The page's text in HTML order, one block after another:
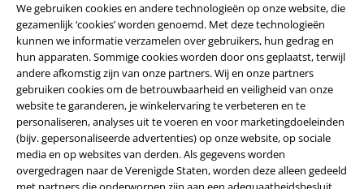
We gebruiken cookies en andere technologieën op onze website, die
gezamenlijk ‘cookies’ worden genoemd. Met deze technologieën
kunnen we informatie verzamelen over gebruikers, hun gedrag en
hun apparaten. Sommige cookies worden door ons geplaatst, terwijl
andere afkomstig zijn van onze partners. Wij en onze partners
gebruiken cookies om de betrouwbaarheid en veiligheid van onze
website te garanderen, je winkelervaring te verbeteren en te
personaliseren, analyses uit te voeren en voor marketingdoeleinden
(bijv. gepersonaliseerde advertenties) op onze website, op sociale
media en op websites van derden. Als gegevens worden
overgedragen naar de Verenigde Staten, worden deze alleen gedeeld